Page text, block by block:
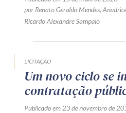
Eventos
Zênite in
Receba por
por Renato Geraldo Mendes,
Ricardo Alexandre Sampaio
LICITAÇÃO
Um novo ciclo se
contratação
Publicado em 23 de novembro de